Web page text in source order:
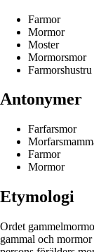
Farmor
Mormor
Moster
Mormorsmor
Farmorshustru
Antonymer
Farfarsmor
Farmor
Mormor
Etymologi
Ordet
gammal och